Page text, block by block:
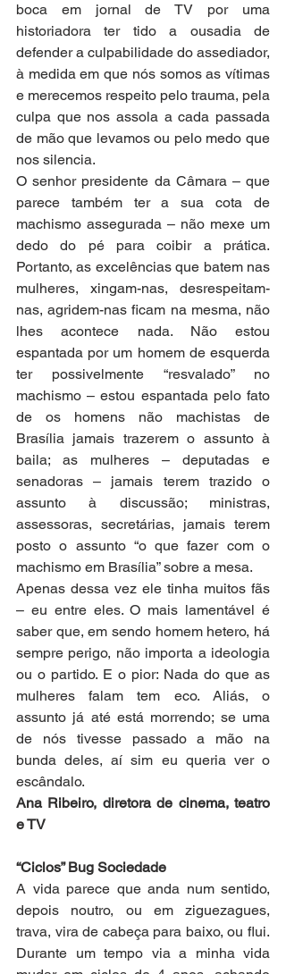
boca em jornal de TV por uma
historiadora ter tido a ousadia de
defender a culpabilidade do assediador,
à medida em que nós somos as vítimas
e merecemos respeito pelo trauma, pela
culpa que nos assola a cada passada
de mão que levamos ou pelo medo que
nos silencia.
O senhor presidente da Câmara – que
parece também ter a sua cota de
machismo assegurada – não mexe um
dedo do pé para coibir a prática.
Portanto, as excelências que batem nas
mulheres, xingam-nas, desrespeitam-
nas, agridem-nas ficam na mesma, não
lhes acontece nada. Não estou
espantada por um homem de esquerda
ter possivelmente “resvalado” no
machismo – estou espantada pelo fato
de os homens não machistas de
Brasília jamais trazerem o assunto à
baila; as mulheres – deputadas e
senadoras – jamais terem trazido o
assunto à discussão; ministras,
assessoras, secretárias, jamais terem
posto o assunto “o que fazer com o
machismo em Brasília” sobre a mesa.
Apenas dessa vez ele tinha muitos fãs
– eu entre eles. O mais lamentável é
saber que, em sendo homem hetero, há
sempre perigo, não importa a ideologia
ou o partido. E o pior: Nada do que as
mulheres falam tem eco. Aliás, o
assunto já até está morrendo; se uma
de nós tivesse passado a mão na
bunda deles, aí sim eu queria ver o
escândalo.
Ana Ribeiro, diretora de cinema, teatro
e TV
“Ciclos” Bug Sociedade
A vida parece que anda num sentido,
depois noutro, ou em ziguezagues,
trava, vira de cabeça para baixo, ou flui.
Durante um tempo via a minha vida